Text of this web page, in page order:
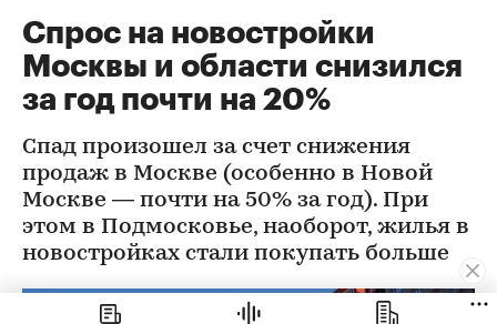
Спрос на новостройки
Москвы и области снизился
за год почти на 20%
Спад произошел за счет снижения
продаж в Москве (особенно в Новой
Москве — почти на 50% за год). При
этом в Подмосковье, наоборот, жилья в
новостройках стали покупать больше